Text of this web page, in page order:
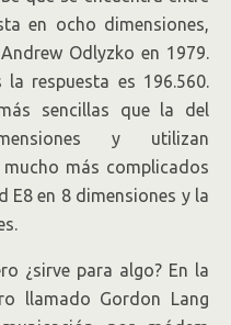
en ocho dimensiones,
Odlyzko en 1979.
respuesta es 196.560.
sencillas que la del
y utilizan
más complicados
E8 en 8 dimensiones y la
¿sirve para algo? En la
llamado Gordon Lang